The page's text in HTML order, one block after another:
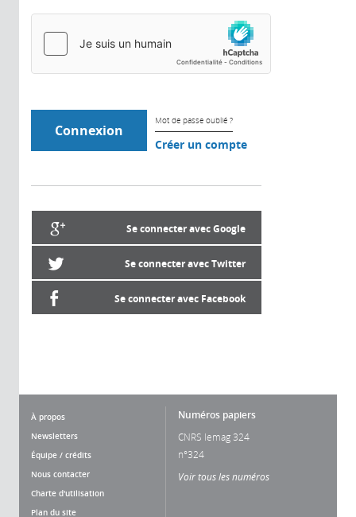
Mot de passe oublié ?
Créer un compte
Se connecter avec Google
Se connecter avec Twitter
Se connecter avec Facebook
À propos
Newsletters
Équipe / crédits
Nous contacter
Charte d'utilisation
Plan du site
Numéros papiers
CNRS lemag 324
n°324
Voir tous les numéros